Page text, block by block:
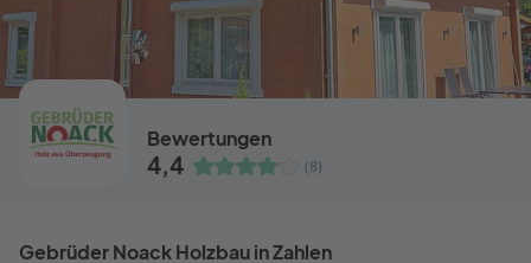
Bewertungen
4,4 (8)
Gebrüder Noack Holzbau in Zahlen